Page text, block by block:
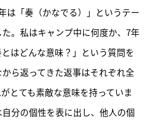
は「奏（かなでる）」というテー
。私はキャンプ中に何度か、7年
はどんな意味？」という質問を
ら返ってきた返事はそれぞれ全
とても素敵な意味を持っていま
分の個性を表に出し、他人の個